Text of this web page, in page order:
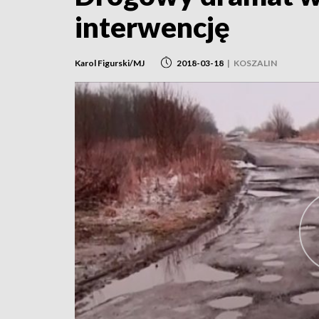
interwencję
Karol Figurski/MJ 2018-03-18 | KOSZALIN